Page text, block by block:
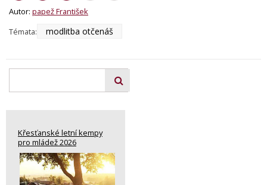
Autor: papež František
Témata:
modlitba otčenáš
Křesťanské letní kempy
pro mládež 2026